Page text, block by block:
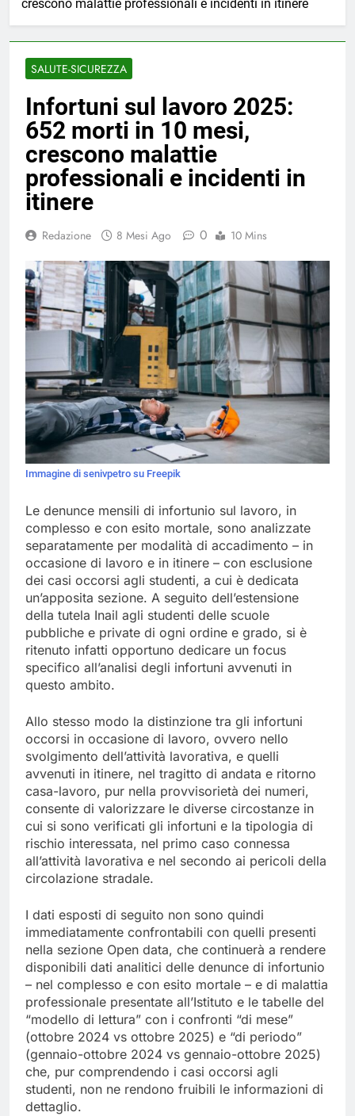
crescono malattie professionali e incidenti in itinere
SALUTE-SICUREZZA
Infortuni sul lavoro 2025:
652 morti in 10 mesi,
crescono malattie
professionali e incidenti in
itinere
Redazione 8 Mesi Ago 0 10 Mins
Immagine di senivpetro su Freepik
Le denunce mensili di infortunio sul lavoro, in
complesso e con esito mortale, sono analizzate
separatamente per modalità di accadimento – in
occasione di lavoro e in itinere – con esclusione
dei casi occorsi agli studenti, a cui è dedicata
un’apposita sezione. A seguito dell’estensione
della tutela Inail agli studenti delle scuole
pubbliche e private di ogni ordine e grado, si è
ritenuto infatti opportuno dedicare un focus
specifico all’analisi degli infortuni avvenuti in
questo ambito.
Allo stesso modo la distinzione tra gli infortuni
occorsi in occasione di lavoro, ovvero nello
svolgimento dell’attività lavorativa, e quelli
avvenuti in itinere, nel tragitto di andata e ritorno
casa-lavoro, pur nella provvisorietà dei numeri,
consente di valorizzare le diverse circostanze in
cui si sono verificati gli infortuni e la tipologia di
rischio interessata, nel primo caso connessa
all’attività lavorativa e nel secondo ai pericoli della
circolazione stradale.
I dati esposti di seguito non sono quindi
immediatamente confrontabili con quelli presenti
nella sezione Open data, che continuerà a rendere
disponibili dati analitici delle denunce di infortunio
– nel complesso e con esito mortale – e di malattia
professionale presentate all’Istituto e le tabelle del
“modello di lettura” con i confronti “di mese”
(ottobre 2024 vs ottobre 2025) e “di periodo”
(gennaio-ottobre 2024 vs gennaio-ottobre 2025)
che, pur comprendendo i casi occorsi agli
studenti, non ne rendono fruibili le informazioni di
dettaglio.